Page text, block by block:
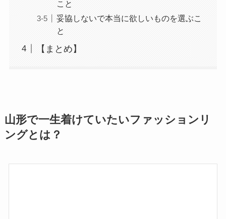
こと
妥協しないで本当に欲しいものを選ぶこ
と
【まとめ】
山形で一生着けていたいファッションリ
ングとは？